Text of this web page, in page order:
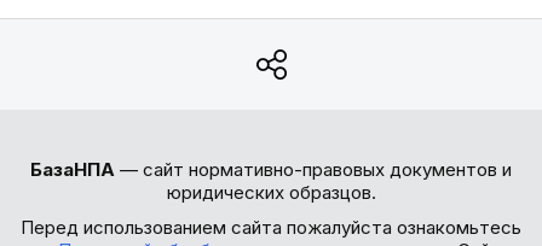
БазаНПА — сайт нормативно-правовых документов и
юридических образцов.
Перед использованием сайта пожалуйста ознакомьтесь